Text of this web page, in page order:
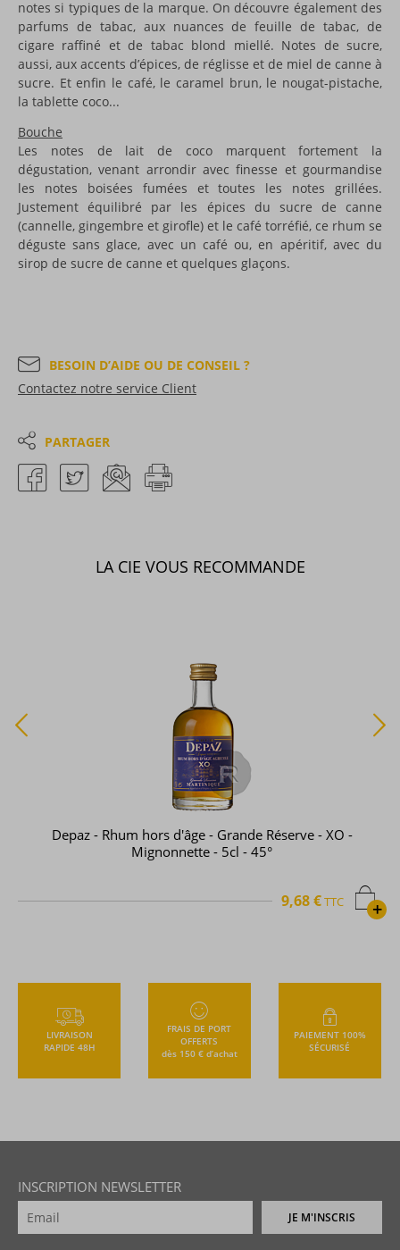
notes si typiques de la marque. On découvre également des
parfums de tabac, aux nuances de feuille de tabac, de
cigare raffiné et de tabac blond miellé. Notes de sucre,
aussi, aux accents d’épices, de réglisse et de miel de canne à
sucre. Et enfin le café, le caramel brun, le nougat-pistache,
la tablette coco...
Bouche
Les notes de lait de coco marquent fortement la
dégustation, venant arrondir avec finesse et gourmandise
les notes boisées fumées et toutes les notes grillées.
Justement équilibré par les épices du sucre de canne
(cannelle, gingembre et girofle) et le café torréfié, ce rhum se
déguste sans glace, avec un café ou, en apéritif, avec du
sirop de sucre de canne et quelques glaçons.
BESOIN D’AIDE OU DE CONSEIL ?
Contactez notre service Client
PARTAGER
LA CIE VOUS RECOMMANDE
Depaz - Rhum hors d'âge - Grande Réserve - XO -
Mignonnette - 5cl - 45°
+
9,68 €TTC
LIVRAISON
RAPIDE 48H
FRAIS DE PORT
OFFERTS
dès 150 € d’achat
PAIEMENT 100%
SÉCURISÉ
INSCRIPTION NEWSLETTER
JE M'INSCRIS